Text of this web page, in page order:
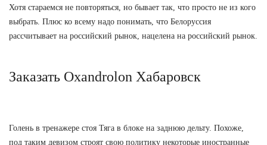
Хотя стараемся не повторяться, но бывает так, что просто не из кого
выбрать. Плюс ко всему надо понимать, что Белоруссия
рассчитывает на российский рынок, нацелена на российский рынок.
Заказать Oxandrolon Хабаровск
Голень в тренажере стоя Тяга в блоке на заднюю дельту. Похоже,
под таким девизом строят свою политику некоторые иностранные